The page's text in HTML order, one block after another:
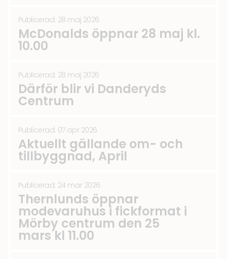
Publicerad: 28 maj 2026
McDonalds öppnar 28 maj kl.
10.00
Publicerad: 28 maj 2026
Därför blir vi Danderyds
Centrum
Publicerad: 07 apr 2026
Aktuellt gällande om- och
tillbyggnad, April
Publicerad: 24 mar 2026
Thernlunds öppnar
modevaruhus i fickformat i
Mörby centrum den 25
mars kl 11.00